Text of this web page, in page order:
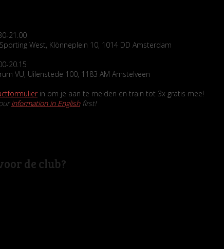
21.00
West, Klönneplein 10, 1014 DD Amsterdam
20.15
VU, Uilenstede 100, 1183 AM Amstelveen
in om je aan te melden en train tot 3x gratis mee!
information in Englishfirst!
de club?